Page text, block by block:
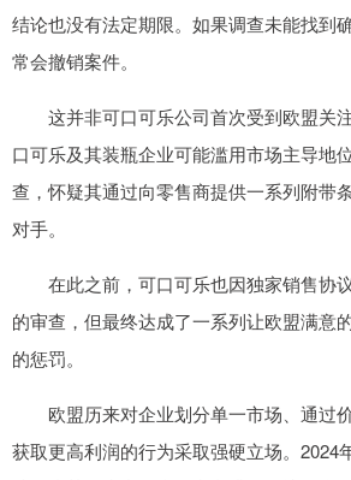
结论也没有法定期限。如果调查未能找到
常会撤销案件。
这并非可口可乐公司首次受到欧盟关
口可乐及其装瓶企业可能滥用市场主导地
查，怀疑其通过向零售商提供一系列附带
对手。
在此之前，可口可乐也因独家销售协
的审查，但最终达成了一系列让欧盟满意
的惩罚。
欧盟历来对企业划分单一市场、通过
获取更高利润的行为采取强硬立场。2024